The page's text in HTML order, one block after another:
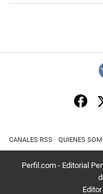
CANALES RSS QUIENES
Perfil.com - Editorial